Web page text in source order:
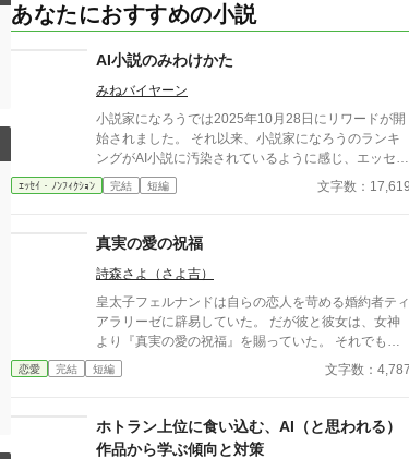
あなたにおすすめの小説
AI小説のみわけかた
みねバイヤーン
小説家になろうでは2025年10月28日にリワードが開
始されました。 それ以来、小説家になろうのランキ
ングがAI小説に汚染されているように感じ、エッセイ
をなろうに投稿したところ、多数の反響をいただきま
した。 なろう民のノウハウを結集した、AI小説のみ
す。 アルファポリスの皆さま、アルファポリスのAI
とありがたいです。 なお、いただいたノウハウは本
文に追記し、他サイトにも掲載します。本文に記載し
ないでほしい方は、コメント欄にその旨あわせて明記
してください。
ｴｯｾｲ・ﾉﾝﾌｨｸｼｮﾝ 完結 短編 文字数：17,619
真実の愛の祝福
詩森さよ（さよ吉）
皇太子フェルナンドは自らの恋人を苛める婚約者ティ
アラリーゼに辟易していた。 だが彼と彼女は、女神
より『真実の愛の祝福』を賜っていた。 それでも強
硬に婚約解消を願った彼は……。 カクヨム、小説家
になろうにも掲載。 筆者は体調不良なことも多く、
どうぞよろしくお願いいたします。
恋愛 完結 短編 文字数：4,787
ホトラン上位に食い込む、AI（と思われる）
作品から学ぶ傾向と対策